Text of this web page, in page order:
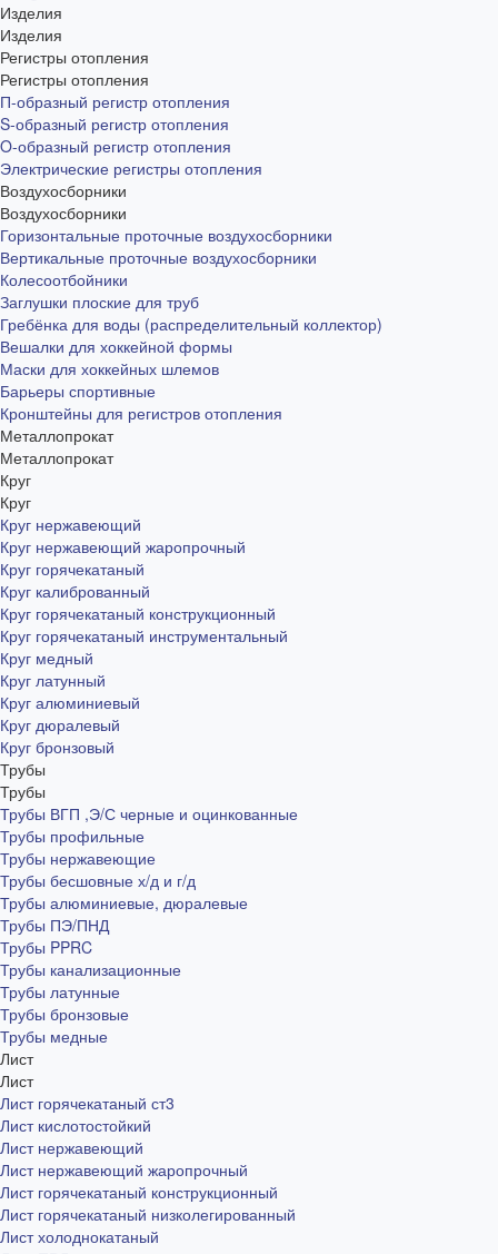
Изделия
Изделия
Регистры отопления
Регистры отопления
П-образный регистр отопления
S-образный регистр отопления
O-образный регистр отопления
Электрические регистры отопления
Воздухосборники
Воздухосборники
Горизонтальные проточные воздухосборники
Вертикальные проточные воздухосборники
Колесоотбойники
Заглушки плоские для труб
Гребёнка для воды (распределительный коллектор)
Вешалки для хоккейной формы
Маски для хоккейных шлемов
Барьеры спортивные
Кронштейны для регистров отопления
Металлопрокат
Металлопрокат
Круг
Круг
Круг нержавеющий
Круг нержавеющий жаропрочный
Круг горячекатаный
Круг калиброванный
Круг горячекатаный конструкционный
Круг горячекатаный инструментальный
Круг медный
Круг латунный
Круг алюминиевый
Круг дюралевый
Круг бронзовый
Трубы
Трубы
Трубы ВГП ,Э/С черные и оцинкованные
Трубы профильные
Трубы нержавеющие
Трубы бесшовные х/д и г/д
Трубы алюминиевые, дюралевые
Трубы ПЭ/ПНД
Трубы PPRC
Трубы канализационные
Трубы латунные
Трубы бронзовые
Трубы медные
Лист
Лист
Лист горячекатаный ст3
Лист кислотостойкий
Лист нержавеющий
Лист нержавеющий жаропрочный
Лист горячекатаный конструкционный
Лист горячекатаный низколегированный
Лист холоднокатаный